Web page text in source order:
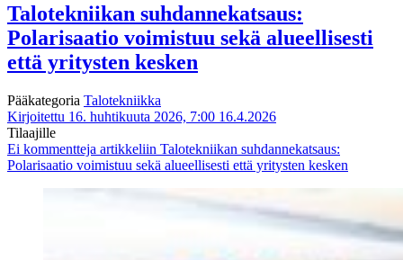
Talotekniikan suhdannekatsaus:
Polarisaatio voimistuu sekä alueellisesti
että yritysten kesken
Pääkategoria Talotekniikka
Kirjoitettu 16. huhtikuuta 2026, 7:00 16.4.2026
Tilaajille
Ei kommentteja artikkeliin Talotekniikan suhdannekatsaus:
Polarisaatio voimistuu sekä alueellisesti että yritysten kesken